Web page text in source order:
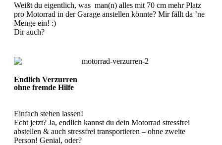
Weißt du eigentlich, was man(n) alles mit 70 cm mehr Platz
pro Motorrad in der Garage anstellen könnte? Mir fällt da ’ne
Menge ein! :)
Dir auch?
Endlich Verzurren
ohne fremde Hilfe
Einfach stehen lassen!
Echt jetzt? Ja, endlich kannst du dein Motorrad stressfrei
abstellen & auch stressfrei transportieren – ohne zweite
Person! Genial, oder?